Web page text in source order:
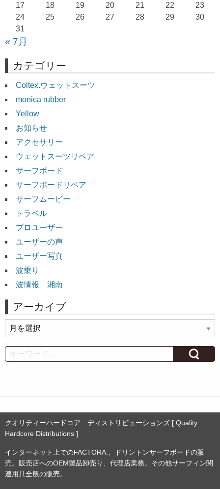
17
18 19 20 21 22
23
24
25 26 27 28 29
30
31
« 7月
カテゴリー
Coltex.ウェットスーツ
monica rubber
Yellow
お知らせ
アクセサリー
ウェットスーツリペア
サーフボード
サーフボードリペア
サーフムービー
トラベル
プロユーザー
ユーザーの声
ユーザー写真
波乗り
波情報 湘南
アーカイブ
ー
カ
イ
Search
クオリティーハードコア ディストリビューションズ [ Quality
Hardcore Distributions ]
インターネット上でのFACTORA.、ドリントンサーフボードの販
売。販売店へのOEM製品卸売り、代理店業務。その他サーフィン関
連用具全般の販売。